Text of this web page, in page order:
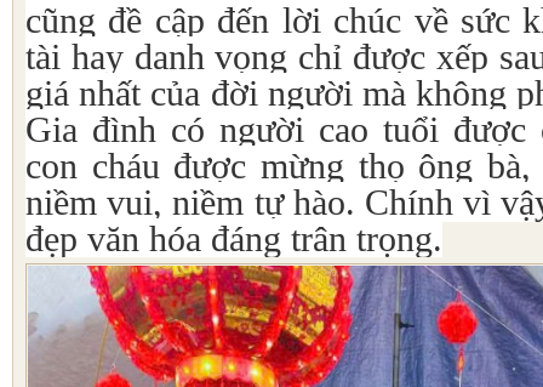
cũng đề cập đến lời chúc về sức
tài hay danh vọng chỉ được xếp
giá nhất của đời người mà không
Gia đình có người cao tuổi được
con cháu được mừng thọ ông
niềm vui, niềm tự hào. Chính vì
đẹp văn hóa đáng trân trọng.